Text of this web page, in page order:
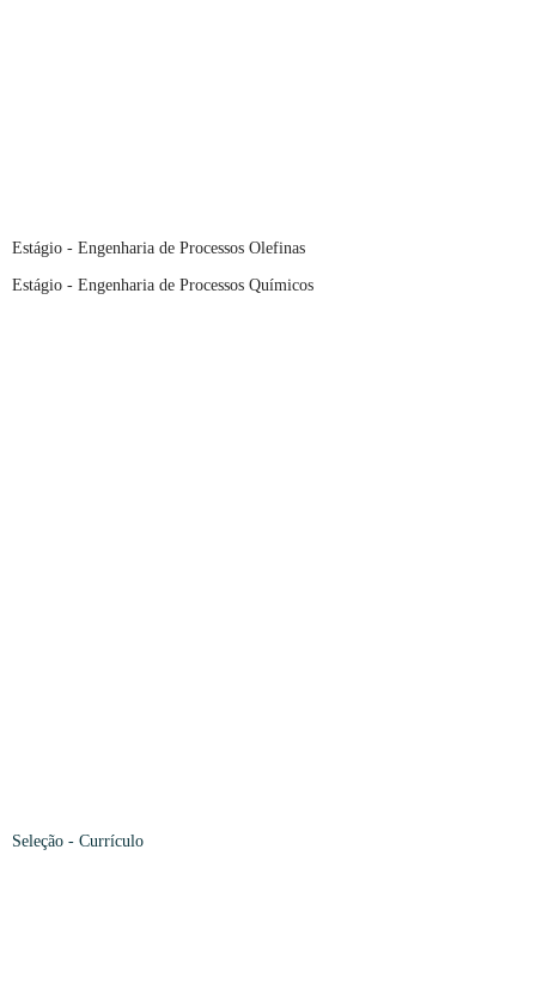
Estágio - Engenharia de Processos Olefinas
Estágio - Engenharia de Processos Químicos
Seleção - Currículo